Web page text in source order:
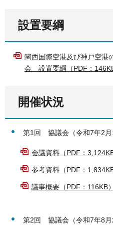
設置要綱
関西国際空港及び神戸空港
会 設置要綱（PDF：146KB
開催状況
第1回 協議会（令和7年2月
会議資料（PDF：3,124KB
参考資料（PDF：1,834KB
議事概要（PDF：116KB）
第2回 協議会（令和7年8月